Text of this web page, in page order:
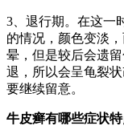
3、退行期。在这一
的情况，颜色变淡
晕，但是较后会遗
退，所以会呈龟裂
要继续留意。
牛皮癣有哪些症状特